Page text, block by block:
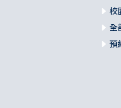
校
全
預